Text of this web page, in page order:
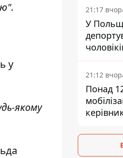
у
якому
21:17
У
кого це
21:12
Понад
за